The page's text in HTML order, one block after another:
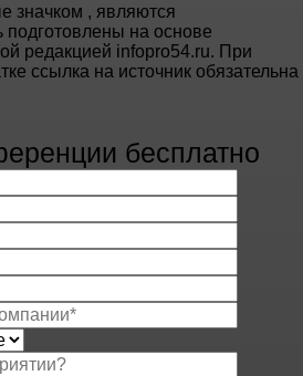
значком , являются
подготовлены на основе
редакцией infopro54.ru. При
ссылка на источник обязательна
бесплатно